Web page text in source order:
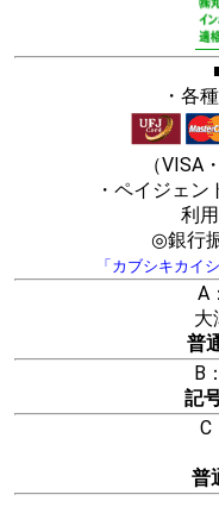
・各
（VISA
・ペイジェ
利
◎銀行
「カブシキカイ
A
大津
普
B
記
C
普